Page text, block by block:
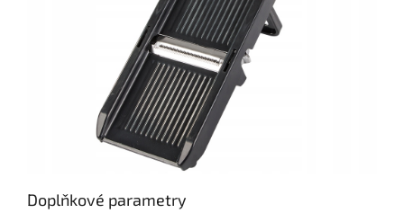
Doplňkové parametry